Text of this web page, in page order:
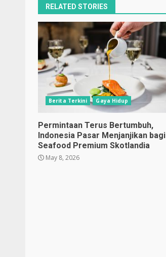
RELATED STORIES
Berita Terkini Gaya Hidup
Permintaan Terus Bertumbuh,
Indonesia Pasar Menjanjikan bagi
Seafood Premium Skotlandia
May 8, 2026